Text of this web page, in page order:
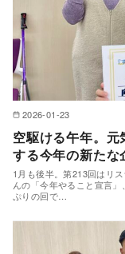
2026-01-23
空駆ける午年。
する今年の新たな
1月も後半。第213回はリ
んの「今年やること宣言
ぷりの回で…